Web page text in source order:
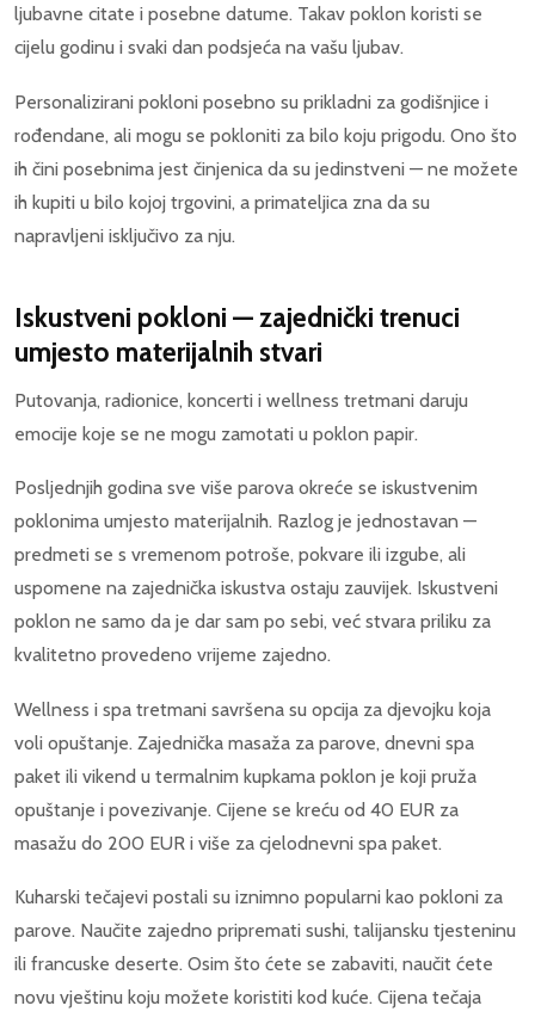
ljubavne citate i posebne datume. Takav poklon koristi se
cijelu godinu i svaki dan podsjeća na vašu ljubav.
Personalizirani pokloni posebno su prikladni za godišnjice i
rođendane, ali mogu se pokloniti za bilo koju prigodu. Ono što
ih čini posebnima jest činjenica da su jedinstveni — ne možete
ih kupiti u bilo kojoj trgovini, a primateljica zna da su
napravljeni isključivo za nju.
Iskustveni pokloni — zajednički trenuci
umjesto materijalnih stvari
Putovanja, radionice, koncerti i wellness tretmani daruju
emocije koje se ne mogu zamotati u poklon papir.
Posljednjih godina sve više parova okreće se iskustvenim
poklonima umjesto materijalnih. Razlog je jednostavan —
predmeti se s vremenom potroše, pokvare ili izgube, ali
uspomene na zajednička iskustva ostaju zauvijek. Iskustveni
poklon ne samo da je dar sam po sebi, već stvara priliku za
kvalitetno provedeno vrijeme zajedno.
Wellness i spa tretmani savršena su opcija za djevojku koja
voli opuštanje. Zajednička masaža za parove, dnevni spa
paket ili vikend u termalnim kupkama poklon je koji pruža
opuštanje i povezivanje. Cijene se kreću od 40 EUR za
masažu do 200 EUR i više za cjelodnevni spa paket.
Kuharski tečajevi postali su iznimno popularni kao pokloni za
parove. Naučite zajedno pripremati sushi, talijansku tjesteninu
ili francuske deserte. Osim što ćete se zabaviti, naučit ćete
novu vještinu koju možete koristiti kod kuće. Cijena tečaja